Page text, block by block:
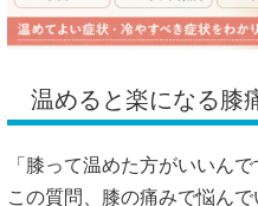
温めると楽になる膝
「膝って温めた方がいいんで
この質問、膝の痛みで悩ん